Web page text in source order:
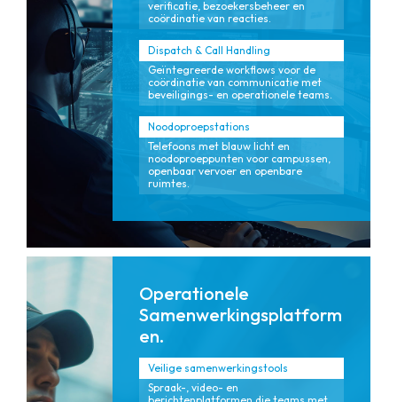
verificatie, bezoekersbeheer en
coördinatie van reacties.
Dispatch & Call Handling
Geïntegreerde workflows voor de
coördinatie van communicatie met
beveiligings- en operationele teams.
Noodoproepstations
Telefoons met blauw licht en
noodoproeppunten voor campussen,
openbaar vervoer en openbare
ruimtes.
Operationele
Samenwerkingsplatform
en.
Veilige samenwerkingstools
Spraak-, video- en